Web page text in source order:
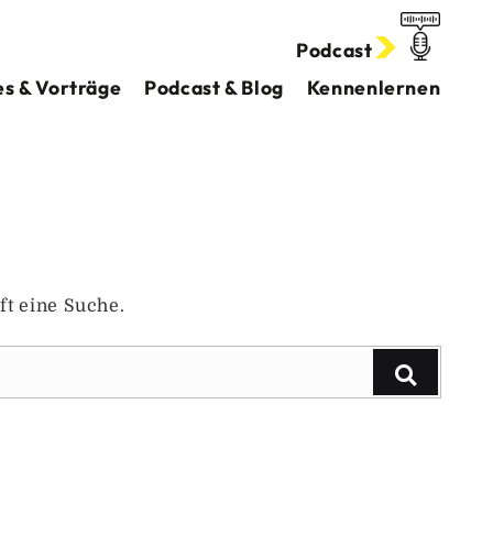
Podcast
& Vorträge
Podcast & Blog Kennenlernen
eine Suche.
Suchen